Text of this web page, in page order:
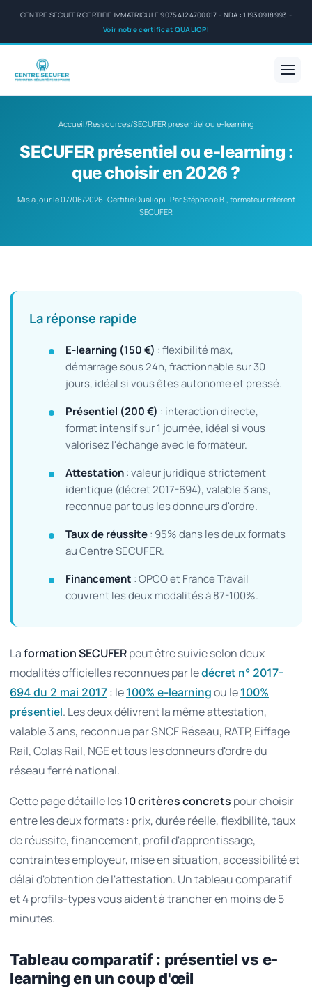
CENTRE SECUFER CERTIFIE IMMATRICULE 90754124700017 - NDA : 11930918993 -
Voir notre certificat QUALIOPI
Accueil/Ressources/SECUFER présentiel ou e-learning
SECUFER présentiel ou e-learning :
que choisir en 2026 ?
Mis à jour le 07/06/2026 · Certifié Qualiopi · Par Stéphane B., formateur référent
SECUFER
La réponse rapide
E-learning (150 €) : flexibilité max,
démarrage sous 24h, fractionnable sur 30
jours, idéal si vous êtes autonome et pressé.
Présentiel (200 €) : interaction directe,
format intensif sur 1 journée, idéal si vous
valorisez l'échange avec le formateur.
Attestation: valeur juridique strictement
identique (décret 2017-694), valable 3 ans,
reconnue par tous les donneurs d'ordre.
Taux de réussite: 95% dans les deux formats
au Centre SECUFER.
Financement : OPCO et France Travail
couvrent les deux modalités à 87-100%.
Laformation SECUFERpeut être suivie selon deux
modalités officielles reconnues par ledécret n° 2017-
694 du 2 mai 2017 : le 100% e-learning ou le 100%
présentiel. Les deux délivrent la même attestation,
valable 3 ans, reconnue par SNCF Réseau, RATP, Eiffage
Rail, Colas Rail, NGE et tous les donneurs d'ordre du
réseau ferré national.
Cette page détaille les10 critères concrets pour choisir
entre les deux formats : prix, durée réelle, flexibilité, taux
de réussite, financement, profil d'apprentissage,
contraintes employeur, mise en situation, accessibilité et
délai d'obtention de l'attestation. Un tableau comparatif
et 4 profils-types vous aident à trancher en moins de 5
minutes.
Tableau comparatif : présentiel vs e-
learning en un coup d'œil